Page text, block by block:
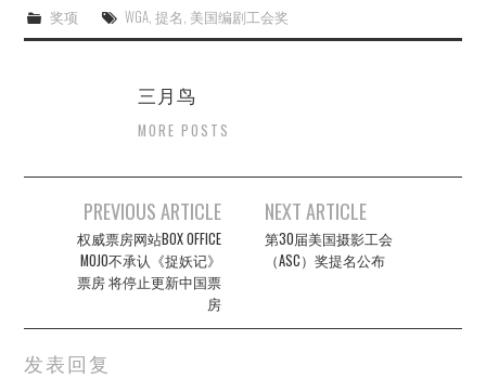
奖项 WGA, 提名, 美国编剧工会奖
三月鸟
MORE POSTS
navigation
PREVIOUS ARTICLE
权威票房网站BOX OFFICE
MOJO不承认《捉妖记》
票房 将停止更新中国票
房
NEXT ARTICLE
第30届美国摄影工会
（ASC）奖提名公布
发表回复